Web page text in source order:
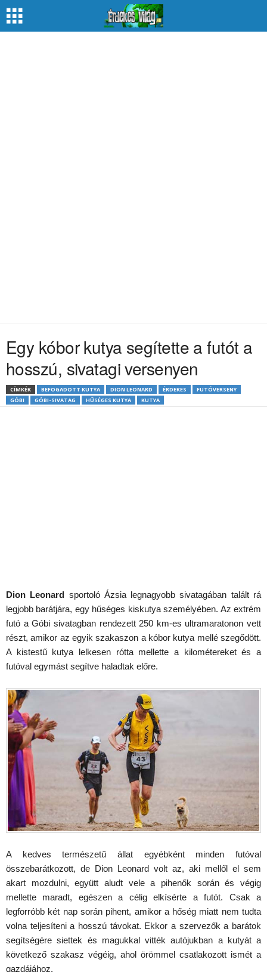
Egy kóbor kutya segítette a futót a
hosszú, sivatagi versenyen
CÍMKÉK BEFOGADOTT KUTYA DION LEONARD ÉRDEKES
FUTÓVERSENY
GÓBI
GÓBI-SIVATAG HŰSÉGES KUTYA KUTYA
Dion Leonard sportoló Ázsia legnagyobb sivatagában talált rá
legjobb barátjára, egy hűséges kiskutya személyében. Az extrém
futó a Góbi sivatagban rendezett 250 km-es ultramaratonon vett
részt, amikor az egyik szakaszon a kóbor kutya mellé szegődött.
A kistestű kutya lelkesen rótta mellette a kilométereket és a
futóval egymást segítve haladtak előre.
A kedves természetű állat egyébként minden futóval
összebarátkozott, de Dion Leonard volt az, aki mellől el sem
akart mozdulni, együtt aludt vele a pihenők során és végig
mellette maradt, egészen a célig elkísérte a futót. Csak a
legforróbb két nap során pihent, amikor a hőség miatt nem tudta
volna teljesíteni a hosszú távokat. Ekkor a szervezők a barátok
segítségére siettek és magukkal vitték autójukban a kutyát a
következő szakasz végéig, ahol örömmel csatlakozott ismét a
gazdájához.